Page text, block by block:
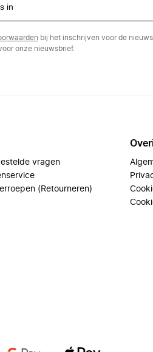
bij het inschrijven voor de
onze nieuwsbrief.
vragen
(Retourneren)